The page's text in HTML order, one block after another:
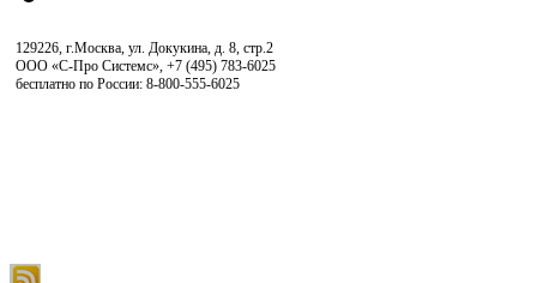
129226, г.Москва, ул. Докукина, д. 8, стр.2
ООО «С-Про Системс», +7 (495) 783-6025
бесплатно по России: 8-800-555-6025